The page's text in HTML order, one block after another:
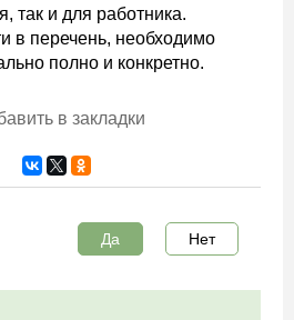
так и для работника.
в перечень, необходимо
полно и конкретно.
в закладки
Да Нет